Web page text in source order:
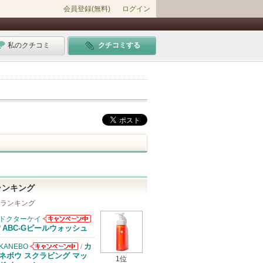
会員登録(無料) ログイン
私のクチコミ クチコミする
キング
ンキング
1位
クターケイ
ドクターケイか
らのお知らせが
あります
ABC-Gピールウォッシュ
KANEBOから
/ カ
ボウ スクラビング マッ